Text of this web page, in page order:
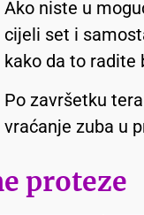
Ako niste u
cijeli set i
kako da to radite
Po završetku
vraćanje zuba u
proteze